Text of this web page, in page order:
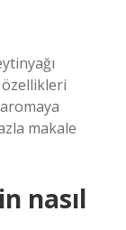
makale
nasıl